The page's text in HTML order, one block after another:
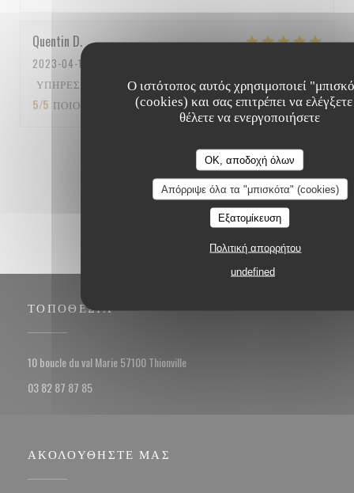
Ο ιστότοπος αυτός χρησιμοποιεί
(cookies) και σας επιτρέπει να ελέγξετε
θέλετε να ενεργοποιήσετε
OK, αποδοχή όλων
Απόρριψε όλα τα "μπισκότα" (cookies)
Εξατομίκευση
Πολιτική απορρήτου
undefined
Quentin D
2023-04-15
ΥΠΗΡΕΣΊΑ
ΑΤΜΌΣΦΑΙΡΑ: 5/5 ΜΕΝΟΎ:
5/5 ΠΟΙΌΤΗΤΑ / ΤΙΜΉ: 5/5
3
ΤΟΠΟΘΕΣΊΑ
10 boucle du val Marie 57100 Thionville((ανοίγει σε νέο παράθυρο))
03 82 87 87 85
ΑΚΟΛΟΥΘΉΣΤΕ ΜΑΣ